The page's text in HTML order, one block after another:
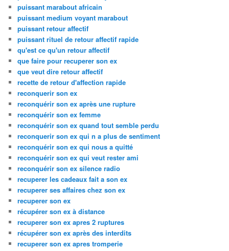
puissant marabout africain
puissant medium voyant marabout
puissant retour affectif
puissant rituel de retour affectif rapide
qu'est ce qu'un retour affectif
que faire pour recuperer son ex
que veut dire retour affectif
recette de retour d'affection rapide
reconquerir son ex
reconquérir son ex après une rupture
reconquérir son ex femme
reconquérir son ex quand tout semble perdu
reconquerir son ex qui n a plus de sentiment
reconquérir son ex qui nous a quitté
reconquérir son ex qui veut rester ami
reconquérir son ex silence radio
recuperer les cadeaux fait a son ex
recuperer ses affaires chez son ex
recuperer son ex
récupérer son ex à distance
recuperer son ex apres 2 ruptures
récupérer son ex après des interdits
recuperer son ex apres tromperie